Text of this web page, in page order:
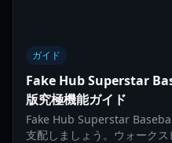
ガイド
Fake Hub Superstar
版究極機能ガイド
Fake Hub Superstar
支配しましょう。ウォークス